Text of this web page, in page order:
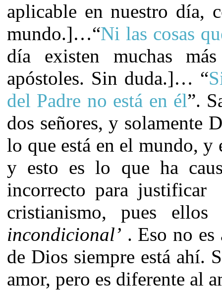
aplicable en nuestro día,
mundo.]…“Ni las cosas
día existen muchas
apóstoles. Sin duda.]… “
del Padre no está en él”.
dos señores, y solamente
lo que está en el mundo, y
y esto es lo que ha
incorrecto para justificar
cristianismo, pues
incondicional’ . Eso no es
de Dios siempre está ahí.
amor, pero es diferente al